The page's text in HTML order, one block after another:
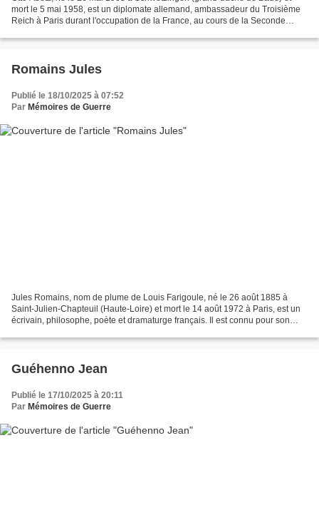
mort le 5 mai 1958, est un diplomate allemand, ambassadeur du Troisième
Reich à Paris durant l'occupation de la France, au cours de la Seconde
Romains Jules
Publié le 18/10/2025 à 07:52
Par Mémoires de Guerre
Jules Romains, nom de plume de Louis Farigoule, né le 26 août 1885 à
Saint-Julien-Chapteuil (Haute-Loire) et mort le 14 août 1972 à Paris, est un
écrivain, philosophe, poète et dramaturge français. Il est connu pour son
Guéhenno Jean
Publié le 17/10/2025 à 20:11
Par Mémoires de Guerre